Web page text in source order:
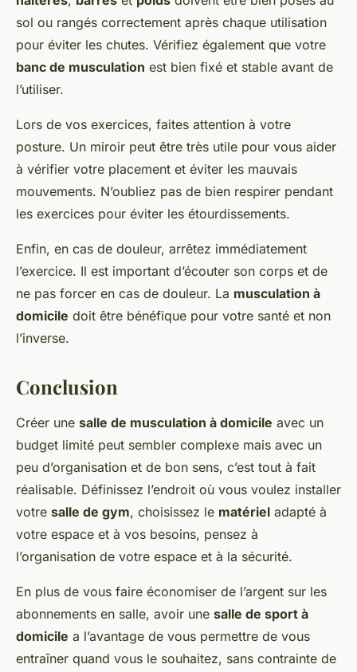
sol ou rangés correctement après chaque utilisation
pour éviter les chutes. Vérifiez également que votre
banc de musculation est bien fixé et stable avant de
l’utiliser.
Lors de vos exercices, faites attention à votre
posture. Un miroir peut être très utile pour vous aider
à vérifier votre placement et éviter les mauvais
mouvements. N’oubliez pas de bien respirer pendant
les exercices pour éviter les étourdissements.
Enfin, en cas de douleur, arrêtez immédiatement
l’exercice. Il est important d’écouter son corps et de
ne pas forcer en cas de douleur. La musculation à
domicile doit être bénéfique pour votre santé et non
l’inverse.
Conclusion
Créer une salle de musculation à domicile avec un
budget limité peut sembler complexe mais avec un
peu d’organisation et de bon sens, c’est tout à fait
réalisable. Définissez l’endroit où vous voulez installer
votre salle de gym, choisissez le matériel adapté à
votre espace et à vos besoins, pensez à
l’organisation de votre espace et à la sécurité.
En plus de vous faire économiser de l’argent sur les
abonnements en salle, avoir une salle de sport à
domicile a l’avantage de vous permettre de vous
entraîner quand vous le souhaitez, sans contrainte de